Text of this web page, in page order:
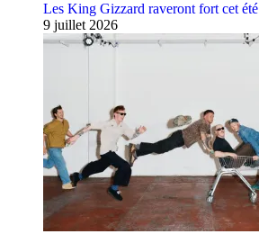
Les King Gizzard raveront fort cet été
9 juillet 2026